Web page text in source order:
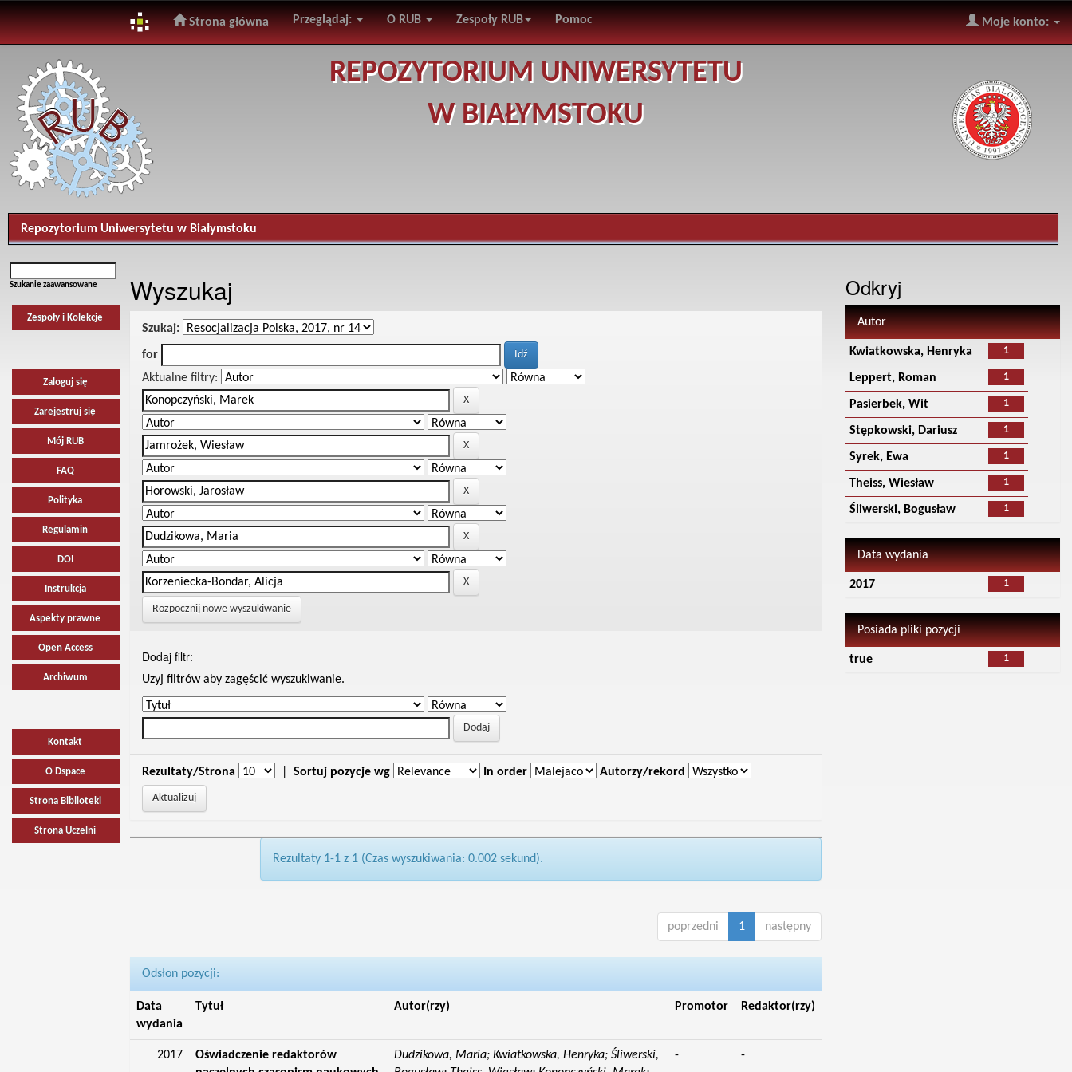
navigation
Strona główna Przeglądaj: O RUB Zespoły RUB Pomoc Moje konto:
REPOZYTORIUM UNIWERSYTETU
W BIAŁYMSTOKU
Repozytorium Uniwersytetu w Białymstoku
Szukanie zaawansowane
Zespoły i Kolekcje
Zaloguj się
Zarejestruj się
Mój RUB
FAQ
Polityka
Regulamin
DOI
Instrukcja
Aspekty prawne
Open Access
Archiwum
Kontakt
O Dspace
Strona Biblioteki
Strona Uczelni
Wyszukaj
Szukaj:
for
Aktualne filtry:
Rozpocznij nowe wyszukiwanie
Dodaj filtr:
Uzyj filtrów aby zagęścić wyszukiwanie.
Rezultaty/Strona Sortuj pozycje wg In order Autorzy/rekord
Rezultaty 1-1 z 1 (Czas wyszukiwania: 0.002 sekund).
poprzedni 1 następny
Odsłon pozycji:
Data
wydania
Tytuł Autor(rzy) Promotor Redaktor(rzy)
2017
Oświadczenie redaktorów
Dudzikowa, Maria; Kwiatkowska, Henryka; Śliwerski,
- -
Odkryj
Autor
1
Kwiatkowska, Henryka
1
Leppert, Roman
1
Pasierbek, Wit
1
Stępkowski, Dariusz
1
Syrek, Ewa
1
Theiss, Wiesław
1
Śliwerski, Bogusław
Data wydania
1
2017
Posiada pliki pozycji
1
true